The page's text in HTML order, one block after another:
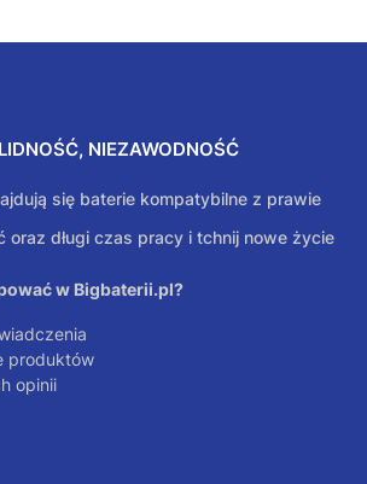
NIEZAWODNOŚĆ
się baterie kompatybilne z prawie
oraz długi czas pracy i tchnij nowe życie
w Bigbaterii.pl?
produktów
opinii